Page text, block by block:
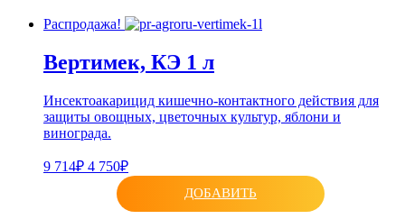
Распродажа!
Вертимек, КЭ 1 л
Инсектоакарицид кишечно-контактного действия для
защиты овощных, цветочных культур, яблони и
винограда.
9 714₽ 4 750₽
ДОБАВИТЬ